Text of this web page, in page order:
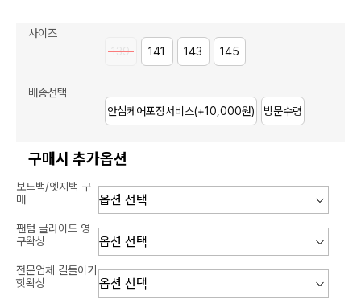
사이즈
139
141 143 145
배송선택
안심케어포장서비스(+10,000원) 방문수령
구매시 추가옵션
보드백/엣지백 구
매
팬텀 글라이드 영
구왁싱
전문업체 길들이기
핫왁싱